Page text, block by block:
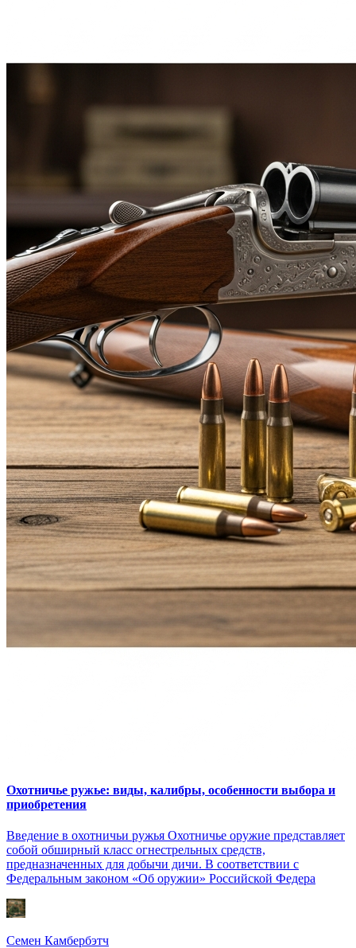
Охотничье ружье: виды, калибры, особенности выбора и
приобретения
Введение в охотничьи ружья Охотничье оружие представляет
собой обширный класс огнестрельных средств,
предназначенных для добычи дичи. В соответствии с
Федеральным законом «Об оружии» Российской Федера
Семен Камбербэтч